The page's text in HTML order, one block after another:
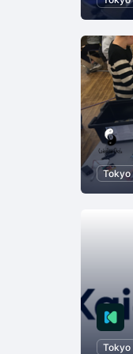
Tokyo
Tokyo